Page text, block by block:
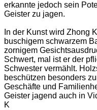
erkannte jedoch sein
Geister zu jagen.
In der Kunst wird Zhong
buschigem schwarzem
zornigem
Schwert, mal ist er der
Schwester vermählt.
beschützen besonders
Geschäfte und
Geister jagend auch in
K